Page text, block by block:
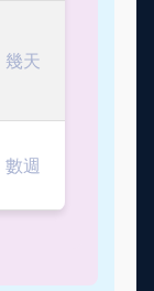
幾天
數週